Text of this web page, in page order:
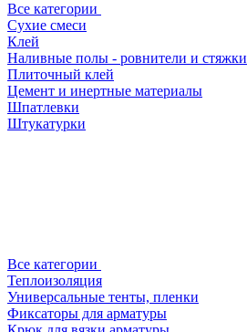
Все категории
Сухие смеси
Клей
Наливные полы - ровнители и стяжки
Плиточный клей
Цемент и инертные материалы
Шпатлевки
Штукатурки
Все категории
Теплоизоляция
Универсальные тенты, пленки
Фиксаторы для арматуры